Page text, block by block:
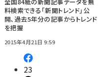
料検索できる「新聞トレンド」公
開、過去5年分の記事からトレンド
を把握
2015年4月21日 9:59
23